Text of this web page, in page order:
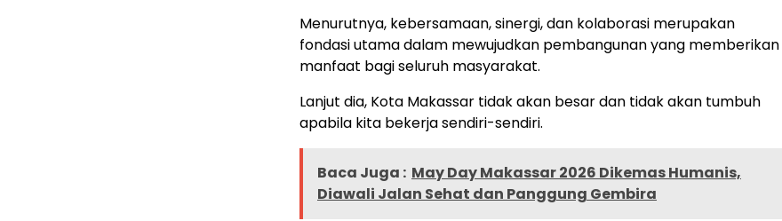
Menurutnya, kebersamaan, sinergi, dan kolaborasi merupakan
fondasi utama dalam mewujudkan pembangunan yang memberikan
manfaat bagi seluruh masyarakat.
Lanjut dia, Kota Makassar tidak akan besar dan tidak akan tumbuh
apabila kita bekerja sendiri-sendiri.
Baca Juga : May Day Makassar 2026 Dikemas Humanis,
Diawali Jalan Sehat dan Panggung Gembira